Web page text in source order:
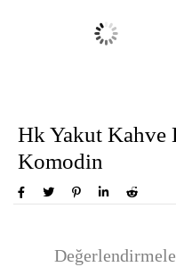
Hk Yakut Kahve
Komodin